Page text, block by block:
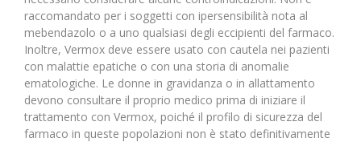
raccomandato per i soggetti con ipersensibilità nota al
mebendazolo o a uno qualsiasi degli eccipienti del farmaco.
Inoltre, Vermox deve essere usato con cautela nei pazienti
con malattie epatiche o con una storia di anomalie
ematologiche. Le donne in gravidanza o in allattamento
devono consultare il proprio medico prima di iniziare il
trattamento con Vermox, poiché il profilo di sicurezza del
farmaco in queste popolazioni non è stato definitivamente